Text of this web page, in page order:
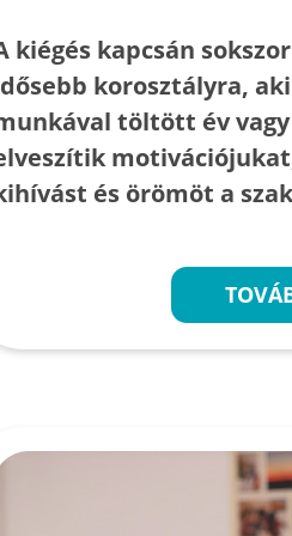
kiégés kapcsán
korosztályra,
töltött év
és örömöt a